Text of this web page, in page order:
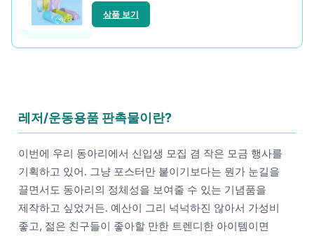
상품 보기
레저/운동용품 판촉물이란?
이번에 우리 동아리에서 신입생 모집 겸 작은 모금 행사를
기획하고 있어. 그냥 포스터만 붙이기보다는 뭔가 눈길을
끌면서도 동아리의 정체성을 보여줄 수 있는 기념품을
제작하고 싶었거든. 예산이 그리 넉넉하진 않아서 가성비
좋고, 젊은 친구들이 좋아할 만한 트렌디한 아이템이면